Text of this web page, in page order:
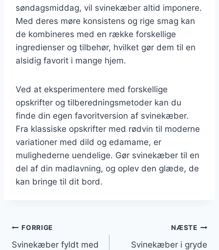
søndagsmiddag, vil svinekæber altid imponere.
Med deres møre konsistens og rige smag kan
de kombineres med en række forskellige
ingredienser og tilbehør, hvilket gør dem til en
alsidig favorit i mange hjem.
Ved at eksperimentere med forskellige
opskrifter og tilberedningsmetoder kan du
finde din egen favoritversion af svinekæber.
Fra klassiske opskrifter med rødvin til moderne
variationer med dild og edamame, er
mulighederne uendelige. Gør svinekæber til en
del af din madlavning, og oplev den glæde, de
kan bringe til dit bord.
Indlægsnavigation
FORRIGE
Svinekæber fyldt med
NÆSTE
Svinekæber i gryde